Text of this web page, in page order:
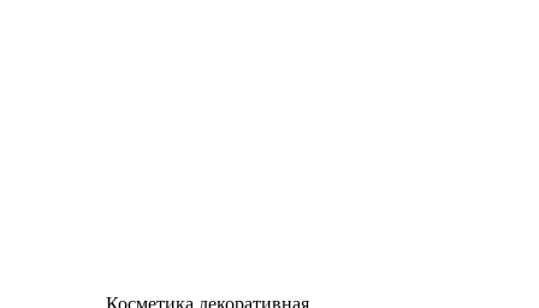
Косметика декоративная